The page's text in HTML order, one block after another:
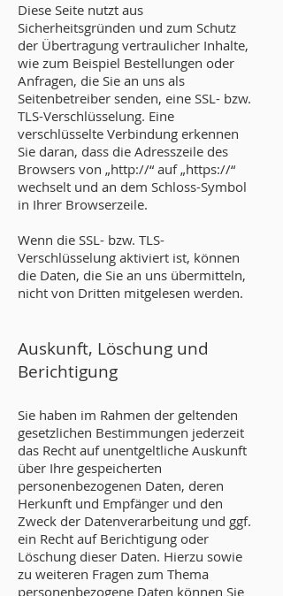
Diese Seite nutzt aus
Sicherheitsgründen und zum Schutz
der Übertragung vertraulicher Inhalte,
wie zum Beispiel Bestellungen oder
Anfragen, die Sie an uns als
Seitenbetreiber senden, eine SSL- bzw.
TLS-Verschlüsselung. Eine
verschlüsselte Verbindung erkennen
Sie daran, dass die Adresszeile des
Browsers von „http://“ auf „https://“
wechselt und an dem Schloss-Symbol
in Ihrer Browserzeile.
Wenn die SSL- bzw. TLS-
Verschlüsselung aktiviert ist, können
die Daten, die Sie an uns übermitteln,
nicht von Dritten mitgelesen werden.
Auskunft, Löschung und
Berichtigung
Sie haben im Rahmen der geltenden
gesetzlichen Bestimmungen jederzeit
das Recht auf unentgeltliche Auskunft
über Ihre gespeicherten
personenbezogenen Daten, deren
Herkunft und Empfänger und den
Zweck der Datenverarbeitung und ggf.
ein Recht auf Berichtigung oder
Löschung dieser Daten. Hierzu sowie
zu weiteren Fragen zum Thema
personenbezogene Daten können Sie